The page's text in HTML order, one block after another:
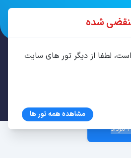
شب مرداد
شده
لطفا از دیگر تور های سایت
مشاهده همه تور ها